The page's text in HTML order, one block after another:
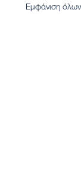
Εμφάνιση όλων